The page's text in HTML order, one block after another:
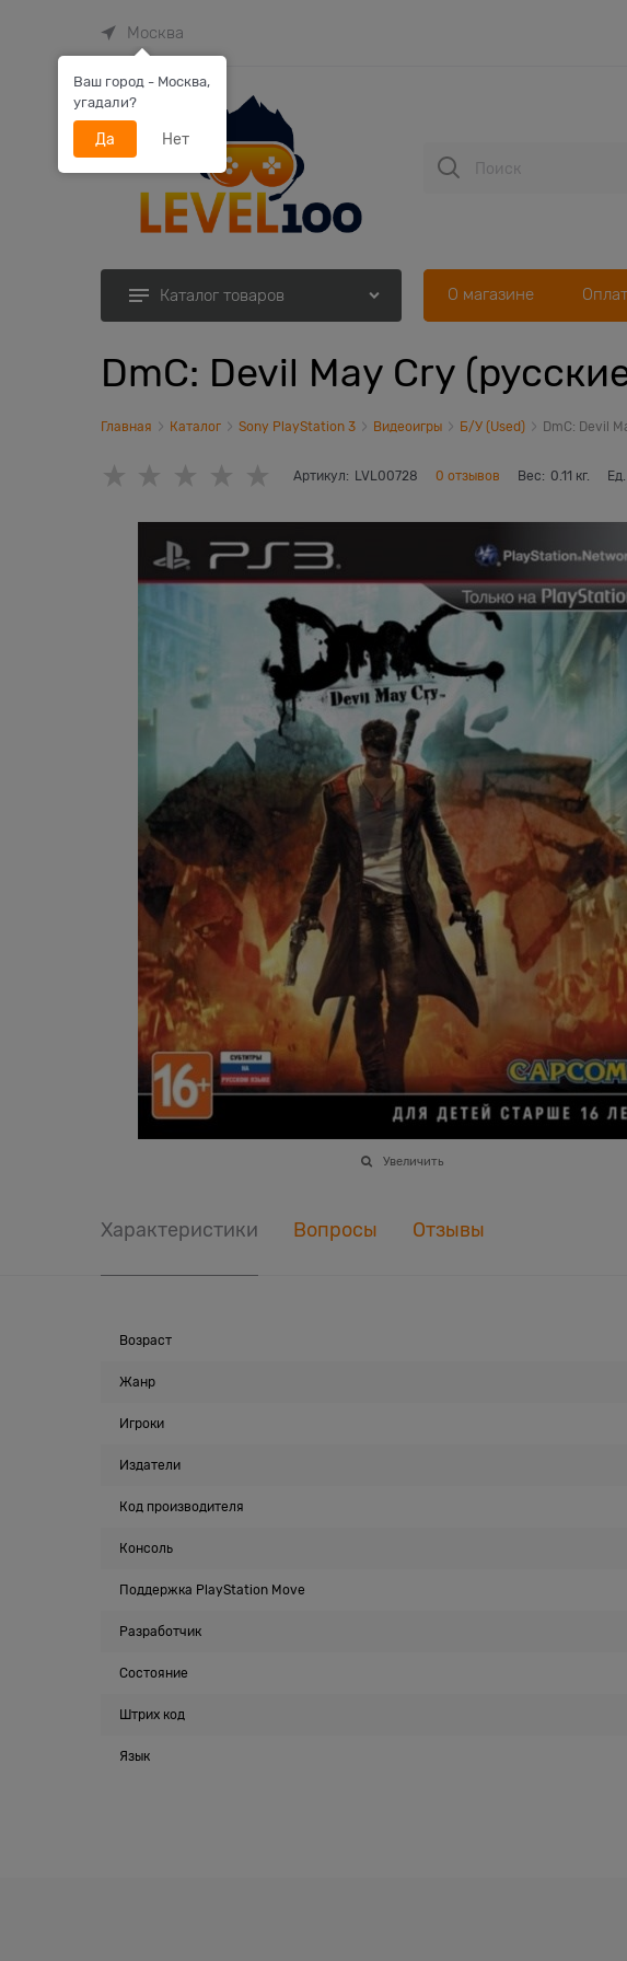
Москва
Каталог товаров О магазине
DmC: Devil May Cry
Главная Каталог Sony PlayStation 3 Видеоигры Б/У (Used) DmC: Devil
Артикул: LVL00728 0 отзывов Вес: 0.11 кг.
Увеличить
Характеристики Вопросы Отзывы
Возраст
Жанр
Игроки
Издатели
Код производителя
Консоль
Поддержка PlayStation Move
Разработчик
Состояние
Штрих код
Язык
Ваш город - Москва,
угадали?
Да Нет